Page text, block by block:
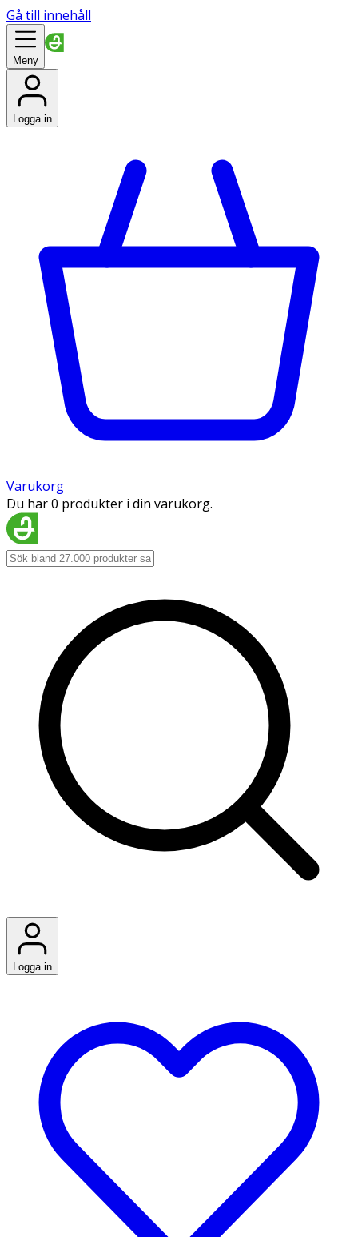
Gå till innehåll
Meny
Logga in
Varukorg
Du har 0 produkter i din varukorg.
Logga in